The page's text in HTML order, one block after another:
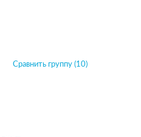
Сравнить группу (10)